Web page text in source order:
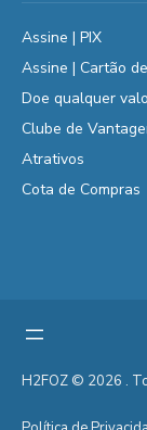
Assine | PIX
Assine | Cartão
Doe qualquer
Clube de
Atrativos
Cota de Compras
H2FOZ © 2026 .